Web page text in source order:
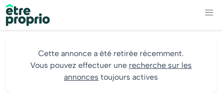
Cette annonce a été retirée récemment.
Vous pouvez effectuer une recherche sur les
annonces toujours actives